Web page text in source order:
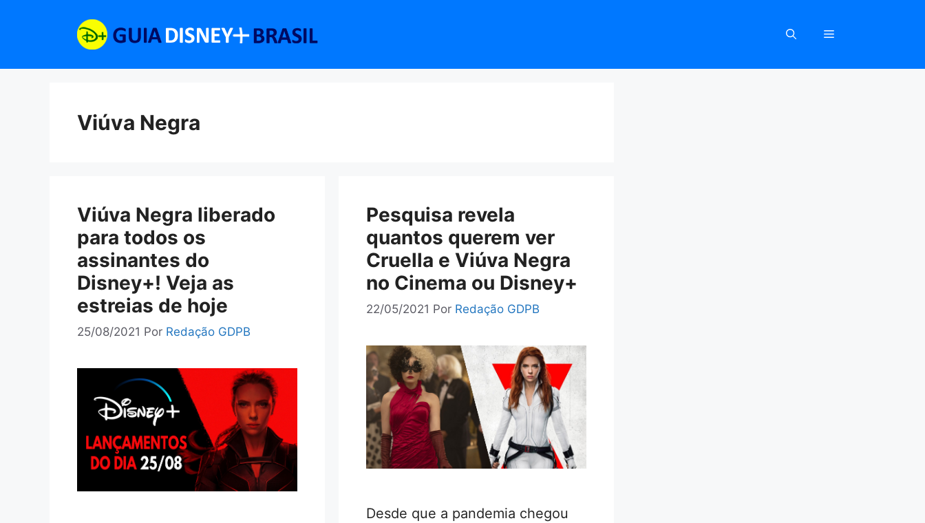
Viúva Negra
Viúva Negra liberado
para todos os
assinantes do
Disney+! Veja as
estreias de hoje
25/08/2021 Por Redação GDPB
Pesquisa revela
quantos querem ver
Cruella e Viúva Negra
no Cinema ou Disney+
22/05/2021 Por Redação GDPB
Desde que a pandemia chegou